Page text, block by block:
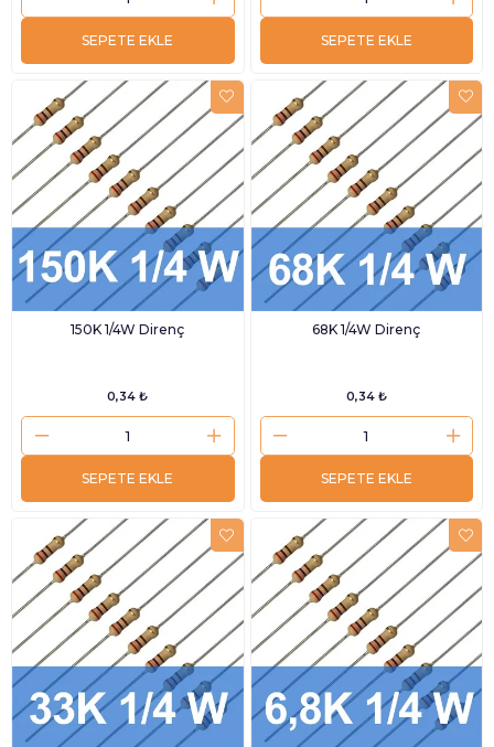
SEPETE EKLE SEPETE EKLE
150K 1/4W Direnç
0,34 ₺
SEPETE EKLE
68K 1/4W Direnç
0,34 ₺
SEPETE EKLE